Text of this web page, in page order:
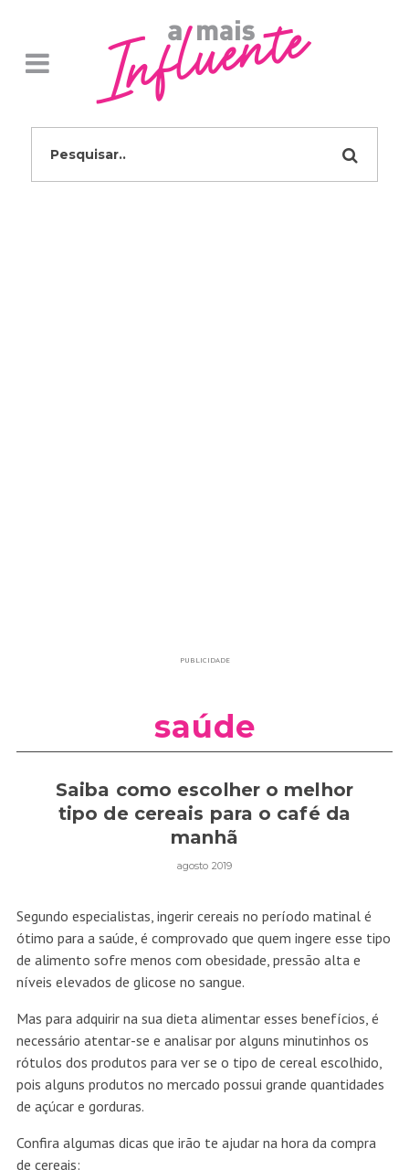
PUBLICIDADE
saúde
Saiba como escolher o melhor
tipo de cereais para o café da
manhã
agosto 2019
Segundo especialistas, ingerir cereais no período matinal é
ótimo para a saúde, é comprovado que quem ingere esse tipo
de alimento sofre menos com obesidade, pressão alta e
níveis elevados de glicose no sangue.
Mas para adquirir na sua dieta alimentar esses benefícios, é
necessário atentar-se e analisar por alguns minutinhos os
rótulos dos produtos para ver se o tipo de cereal escolhido,
pois alguns produtos no mercado possui grande quantidades
de açúcar e gorduras.
Confira algumas dicas que irão te ajudar na hora da compra
de cereais: